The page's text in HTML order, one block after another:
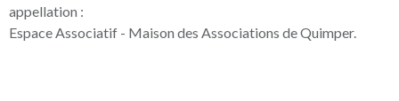
appellation :
Espace Associatif - Maison des Associations de Quimper.